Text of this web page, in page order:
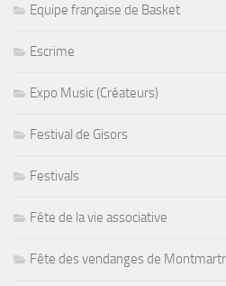
Equipe française de Basket
Escrime
Expo Music (Créateurs)
Festival de Gisors
Festivals
Fête de la vie associative
Fête des vendanges de